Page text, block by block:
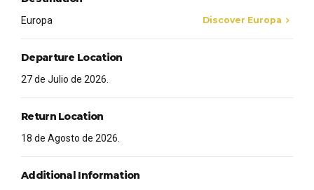
Europa Discover Europa
Departure Location
27 de Julio de 2026.
Return Location
18 de Agosto de 2026.
Additional Information